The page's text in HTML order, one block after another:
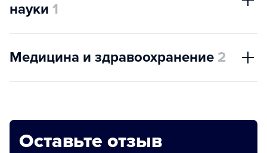
науки 1
Медицина и здравоохранение 2
Оставьте отзыв